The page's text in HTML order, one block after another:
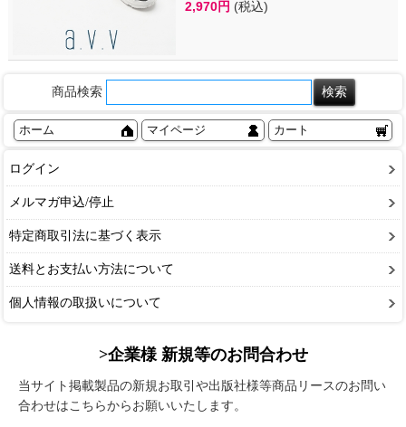
2,970円 (税込)
商品検索
ホーム マイページ カート
ログイン
メルマガ申込/停止
特定商取引法に基づく表示
送料とお支払い方法について
個人情報の取扱いについて
>企業様 新規等のお問合わせ
当サイト掲載製品の新規お取引や出版社様等商品リースのお問い
合わせはこちらからお願いいたします。